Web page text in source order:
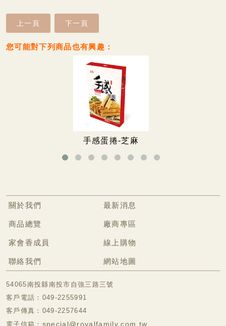
風味麻糬(派)餅系列
巧克力披覆系列
上一頁 下一頁
您可能對下列商品也有興趣：
手感蛋捲-芝麻
關於我們 最新消息
商品總覽 廠商專區
家會香成員 線上購物
聯絡我們 網站地圖
54065南投縣南投市自強三路三號
客戶電話：049-2255991
客戶傳真：049-2257644
電子信箱： special@royalfamily.com.tw